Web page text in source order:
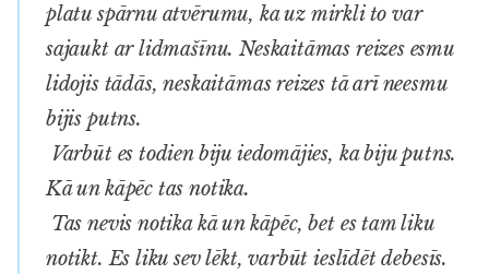
platu spārnu atvērumu, ka uz mirkli to var
sajaukt ar lidmašīnu. Neskaitāmas reizes esmu
lidojis tādās, neskaitāmas reizes tā arī neesmu
bijis putns.
Varbūt es todien biju iedomājies, ka biju putns.
Kā un kāpēc tas notika.
Tas nevis notika kā un kāpēc, bet es tam liku
notikt. Es liku sev lēkt, varbūt ieslīdēt debesīs.